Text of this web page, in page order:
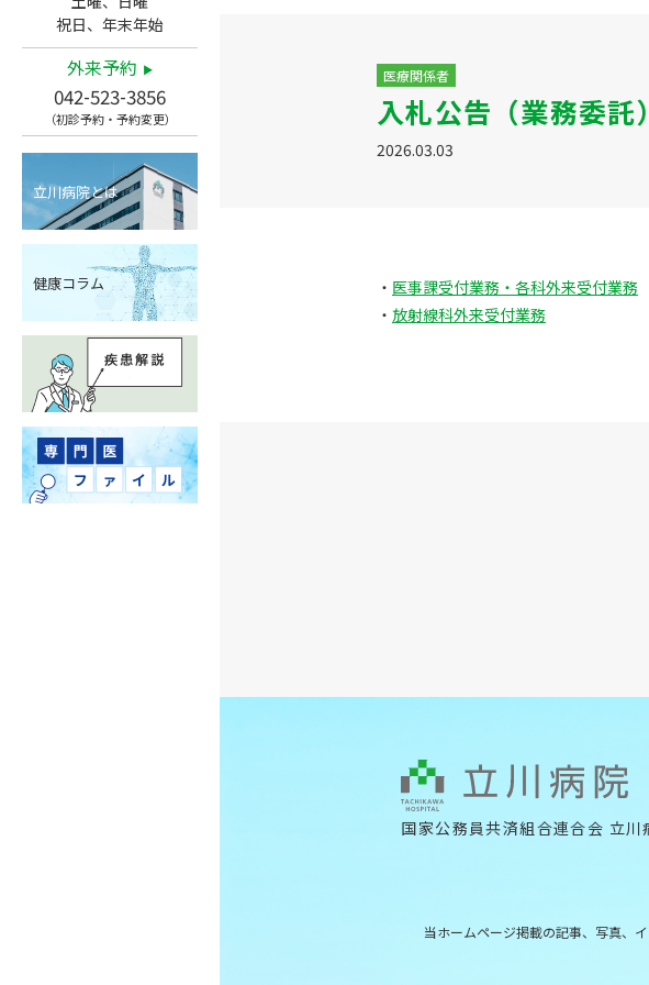
祝日、年末年始
外来予約
042-523-3856
（初診予約・予約変更）
立川病院とは
健康コラム
医療関係者
入札公告（業務委託）
2026.03.03
・ 医事課受付業務・各科外来受付業務
・ 放射線科外来受付業務
国家公務員共済組合連合会 立川
当ホームページ掲載の記事、写真、